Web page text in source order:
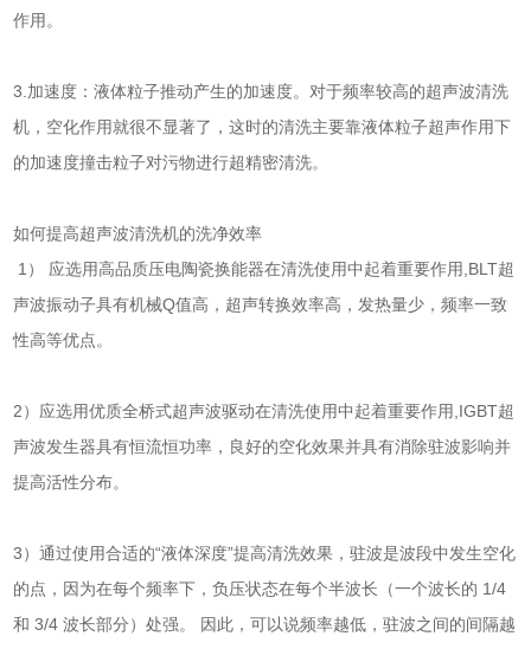
作用。
3.加速度：液体粒子推动产生的加速度。对于频率较高的超声波清洗
机 ，空化作用就很不显著了，这时的清洗主要靠液体粒子超声作用下
的加速度撞击粒子对污物进行超精密清洗。
如何提高超声波清洗机的洗净效率
1） 应选用高品质压电陶瓷换能器在清洗使用中起着重要作用,BLT超
声波振动子具有机械Q值高，超声转换效率高，发热量少，频率一致
性高等优点。
2）应选用优质全桥式超声波驱动在清洗使用中起着重要作用,IGBT超
声波发生器具有恒流恒功率，良好的空化效果并具有消除驻波影响并
提高活性分布。
3）通过使用合适的“液体深度”提高清洗效果，驻波是波段中发生空化
的点，因为在每个频率下，负压状态在每个半波长（一个波长的 1/4
和 3/4 波长部分）处强。 因此，可以说频率越低，驻波之间的间隔越